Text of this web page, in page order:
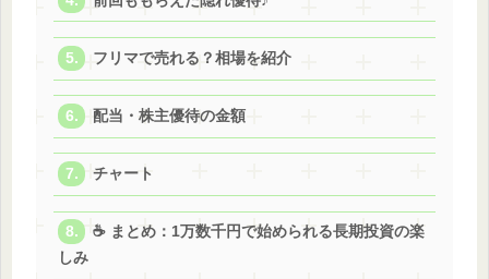
フリマで売れる？相場を紹介
配当・株主優待の金額
チャート
☕️ まとめ：1万数千円で始められる長期投資の楽
しみ